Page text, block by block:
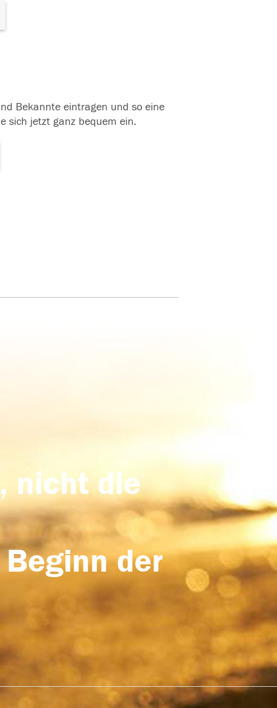
Bekannte eintragen und so eine
sich jetzt ganz bequem ein.
nicht die
der